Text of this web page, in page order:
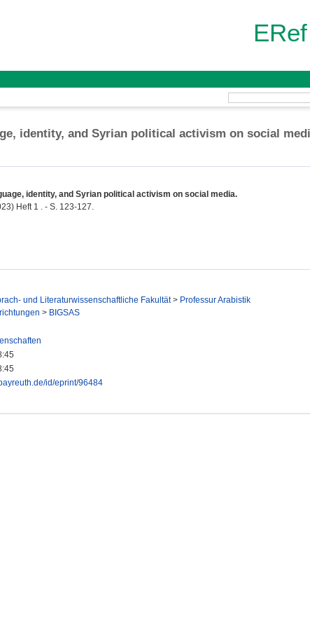
identity, and Syrian political activism on social
identity, and Syrian political activism on social media.
Heft 1 . - S. 123-127.
und Literaturwissenschaftliche Fakultät> Professur Arabistik
> BIGSAS
id/eprint/96484